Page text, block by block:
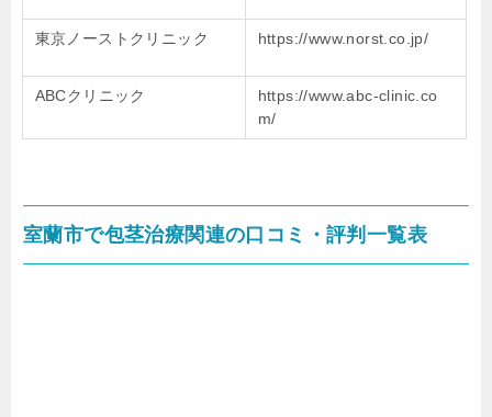
東京ノーストクリニック https://www.norst.co.jp/
ABCクリニック
https://www.abc-clinic.co
m/
室蘭市で包茎治療関連の口コミ・評判一覧表